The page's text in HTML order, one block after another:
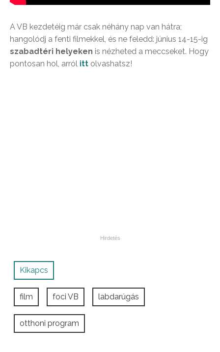
A VB kezdetéig már csak néhány nap van hátra;
hangolódj a fenti filmekkel, és ne feledd: június 14-15-ig
szabadtéri helyeken is nézheted a meccseket. Hogy
pontosan hol, arról itt olvashatsz!
Kikapcs
film foci VB labdarúgás
otthoni program